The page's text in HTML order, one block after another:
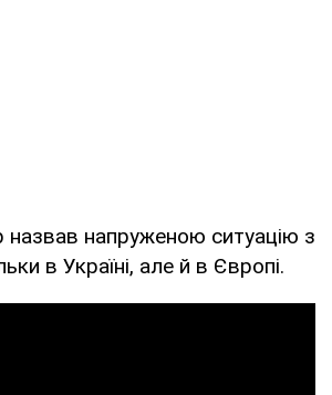
назвав напруженою ситуацію з
в Україні, але й в Європі.